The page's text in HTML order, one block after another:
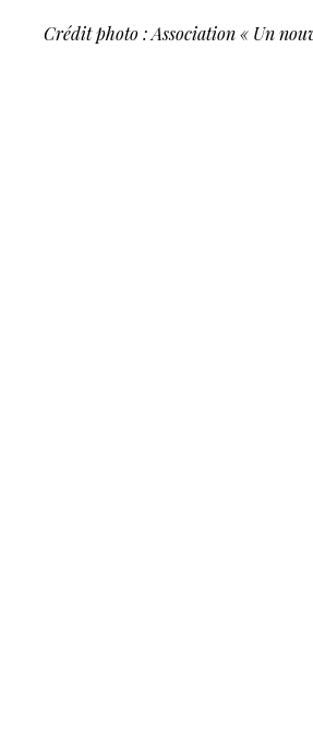
Crédit photo : Association « Un